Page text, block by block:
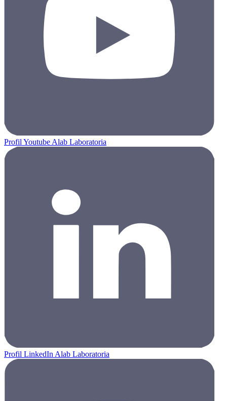
Profil Youtube Alab Laboratoria
Profil LinkedIn Alab Laboratoria